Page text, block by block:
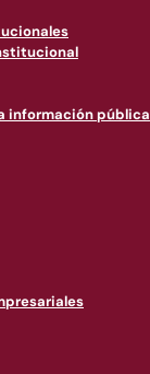
información pública